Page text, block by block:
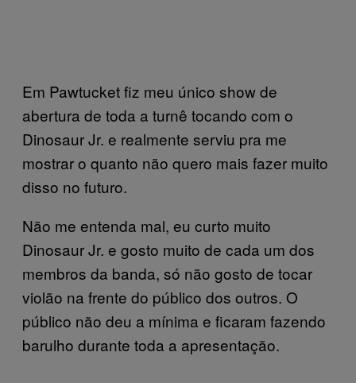
Em Pawtucket fiz meu único show de
abertura de toda a turnê tocando com o
Dinosaur Jr. e realmente serviu pra me
mostrar o quanto não quero mais fazer muito
disso no futuro.
Não me entenda mal, eu curto muito
Dinosaur Jr. e gosto muito de cada um dos
membros da banda, só não gosto de tocar
violão na frente do público dos outros. O
público não deu a mínima e ficaram fazendo
barulho durante toda a apresentação.